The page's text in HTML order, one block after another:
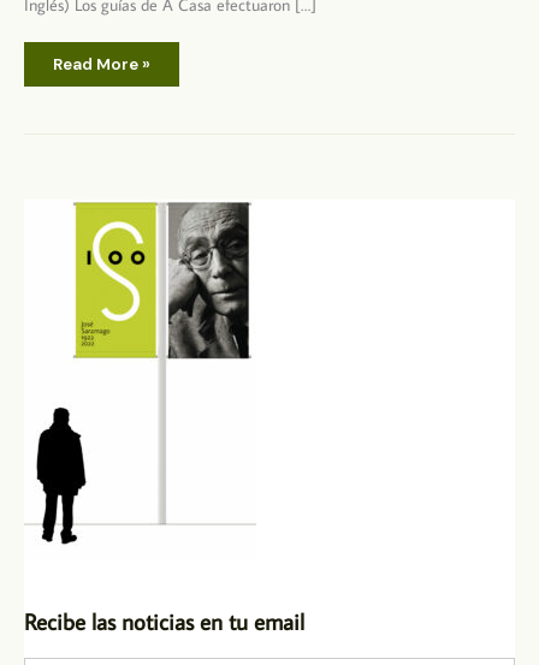
Inglés) Los guías de A Casa efectuaron […]
Visita
–
Read More »
Recibe las noticias en tu email